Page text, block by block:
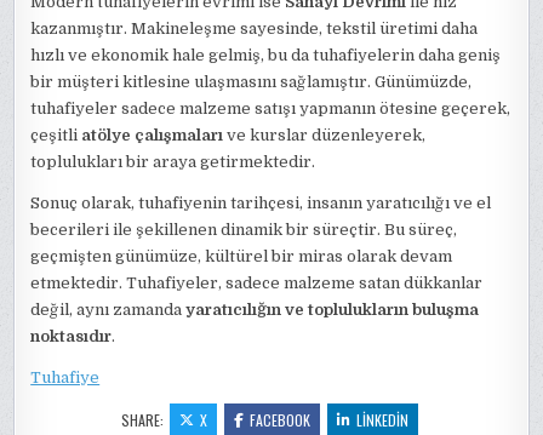
kazanmıştır. Makineleşme sayesinde, tekstil üretimi daha
hızlı ve ekonomik hale gelmiş, bu da tuhafiyelerin daha geniş
bir müşteri kitlesine ulaşmasını sağlamıştır. Günümüzde,
tuhafiyeler sadece malzeme satışı yapmanın ötesine geçerek,
çeşitli atölye çalışmaları ve kurslar düzenleyerek,
toplulukları bir araya getirmektedir.
Sonuç olarak, tuhafiyenin tarihçesi, insanın yaratıcılığı ve el
becerileri ile şekillenen dinamik bir süreçtir. Bu süreç,
geçmişten günümüze, kültürel bir miras olarak devam
etmektedir. Tuhafiyeler, sadece malzeme satan dükkanlar
değil, aynı zamandayaratıcılığın ve toplulukların buluşma
noktasıdır.
Tuhafiye
SHARE: X FACEBOOK LINKEDIN